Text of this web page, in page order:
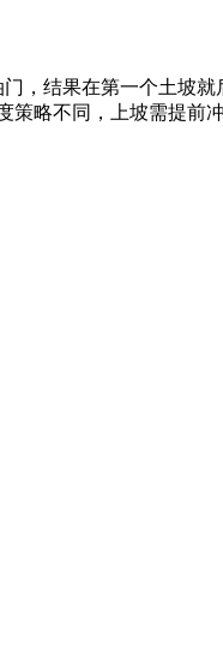
，结果在第一个土坡
略不同，上坡需提